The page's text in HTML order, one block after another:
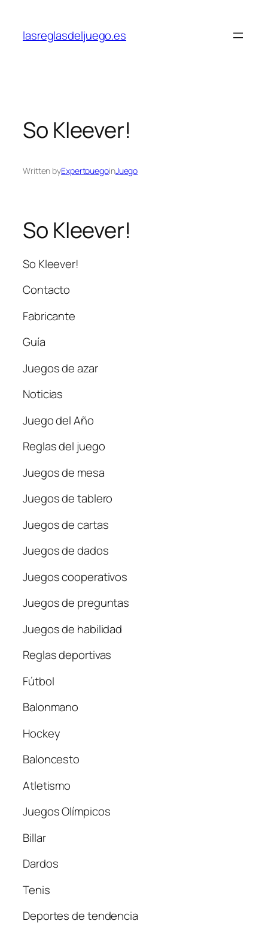
content
lasreglasdeljuego.es
So Kleever!
Written byExpertouegoinJuego
So Kleever!
So Kleever!
Contacto
Fabricante
Guía
Juegos de azar
Noticias
Juego del Año
Reglas del juego
Juegos de mesa
Juegos de tablero
Juegos de cartas
Juegos de dados
Juegos cooperativos
Juegos de preguntas
Juegos de habilidad
Reglas deportivas
Fútbol
Balonmano
Hockey
Baloncesto
Atletismo
Juegos Olímpicos
Billar
Dardos
Tenis
Deportes de tendencia